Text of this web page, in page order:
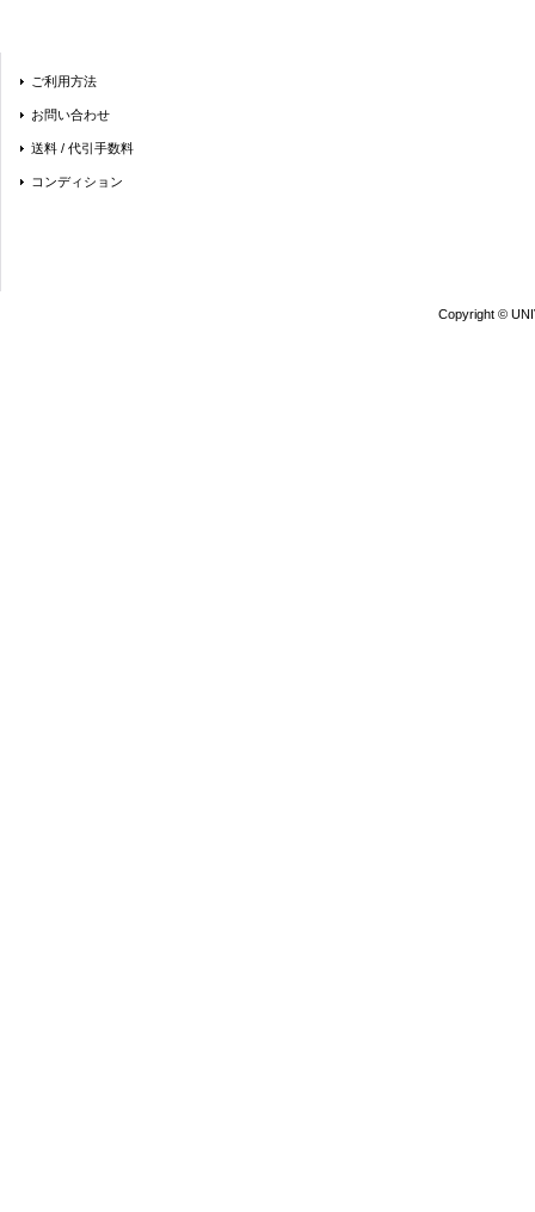
ご利用方法
お問い合わせ
送料 / 代引手数料
コンディション
Copyright ©